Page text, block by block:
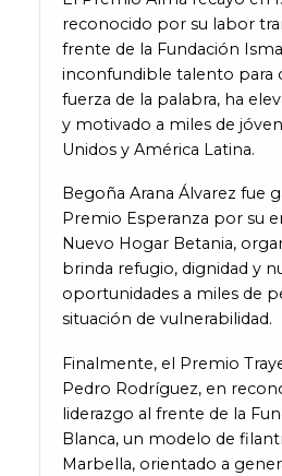
reconocido por su labor
frente de la Fundación
inconfundible talento para
fuerza de la palabra, ha
y motivado a miles de
Unidos y América Latina.
Begoña Arana Álvarez fue
Premio Esperanza por su
Nuevo Hogar Betania,
brinda refugio, dignidad y
oportunidades a miles de
situación de vulnerabilidad.
Finalmente, el Premio
Pedro Rodríguez, en
liderazgo al frente de la
Blanca, un modelo de
Marbella, orientado a